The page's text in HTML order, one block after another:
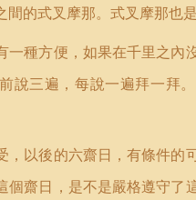
間的式叉摩那。式叉摩那也
一種方便，如果在千里之
說三遍，每說一遍拜一拜
，以後的六齋日，有條件
個齋日，是不是嚴格遵守